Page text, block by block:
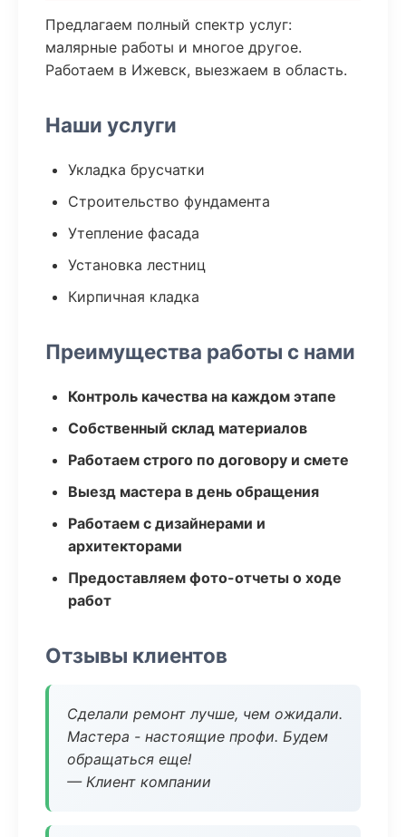
Предлагаем полный спектр услуг:
малярные работы и многое другое.
Работаем в Ижевск, выезжаем в область.
Наши услуги
Укладка брусчатки
Строительство фундамента
Утепление фасада
Установка лестниц
Кирпичная кладка
Преимущества работы с нами
Контроль качества на каждом этапе
Собственный склад материалов
Работаем строго по договору и смете
Выезд мастера в день обращения
Работаем с дизайнерами и
архитекторами
Предоставляем фото-отчеты о ходе
работ
Отзывы клиентов
Сделали ремонт лучше, чем ожидали.
Мастера - настоящие профи. Будем
обращаться еще!
— Клиент компании